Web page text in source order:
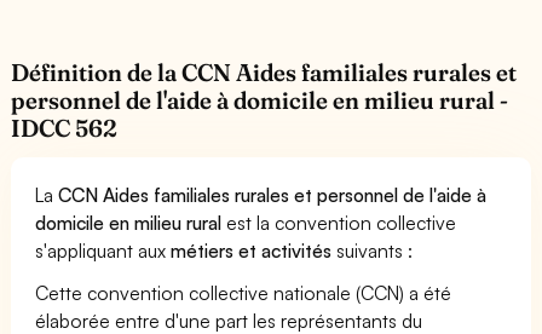
Définition de la CCN Aides familiales rurales et
personnel de l'aide à domicile en milieu rural -
IDCC 562
LaCCN Aides familiales rurales et personnel de l'aide à
domicile en milieu rural est la convention collective
s'appliquant auxmétiers et activités suivants :
Cette convention collective nationale (CCN) a été
élaborée entre d'une part les représentants du